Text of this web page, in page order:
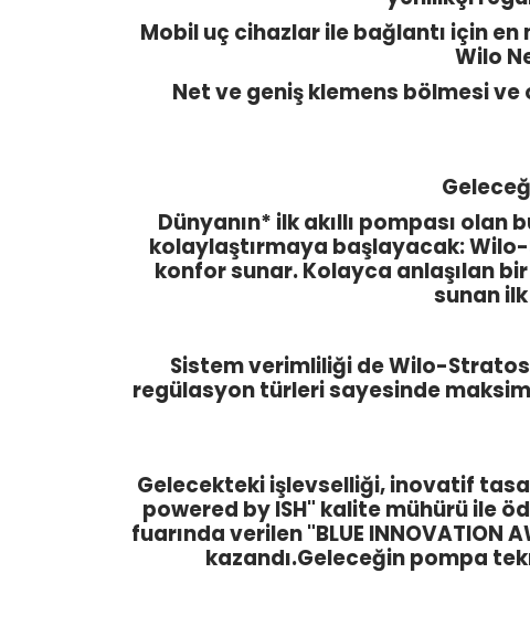
Mobil uç cihazlar ile bağlantı için
Wilo
Net ve geniş klemens bölmesi
Dünyanın* ilk akıllı pompası
kolaylaştırmaya başlayacak:
konfor sunar. Kolayca anlaşılan
sunan
Sistem verimliliği de Wilo-
regülasyon türleri sayesinde
Gelecekteki işlevselliği, inovatif
powered by ISH" kalite mühürü ile
fuarında verilen "BLUE
kazandı.Geleceğin pompa